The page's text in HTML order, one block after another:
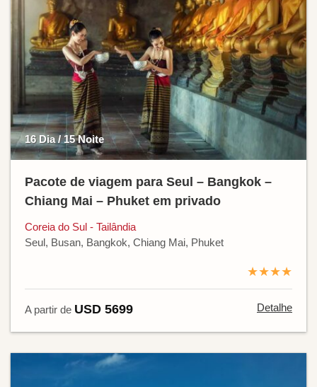
16 Dia / 15 Noite
Pacote de viagem para Seul – Bangkok –
Chiang Mai – Phuket em privado
Coreia do Sul - Tailândia
Seul, Busan, Bangkok, Chiang Mai, Phuket
★★★★
A partir de USD 5699 Detalhe